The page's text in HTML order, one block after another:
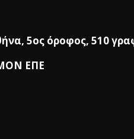
5ος όροφος, 510
ΕΠΕ